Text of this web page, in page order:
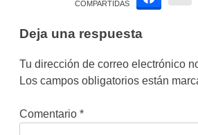
COMPARTIDAS
Deja una respuesta
Tu dirección de correo electrónico
Los campos obligatorios están
Comentario *